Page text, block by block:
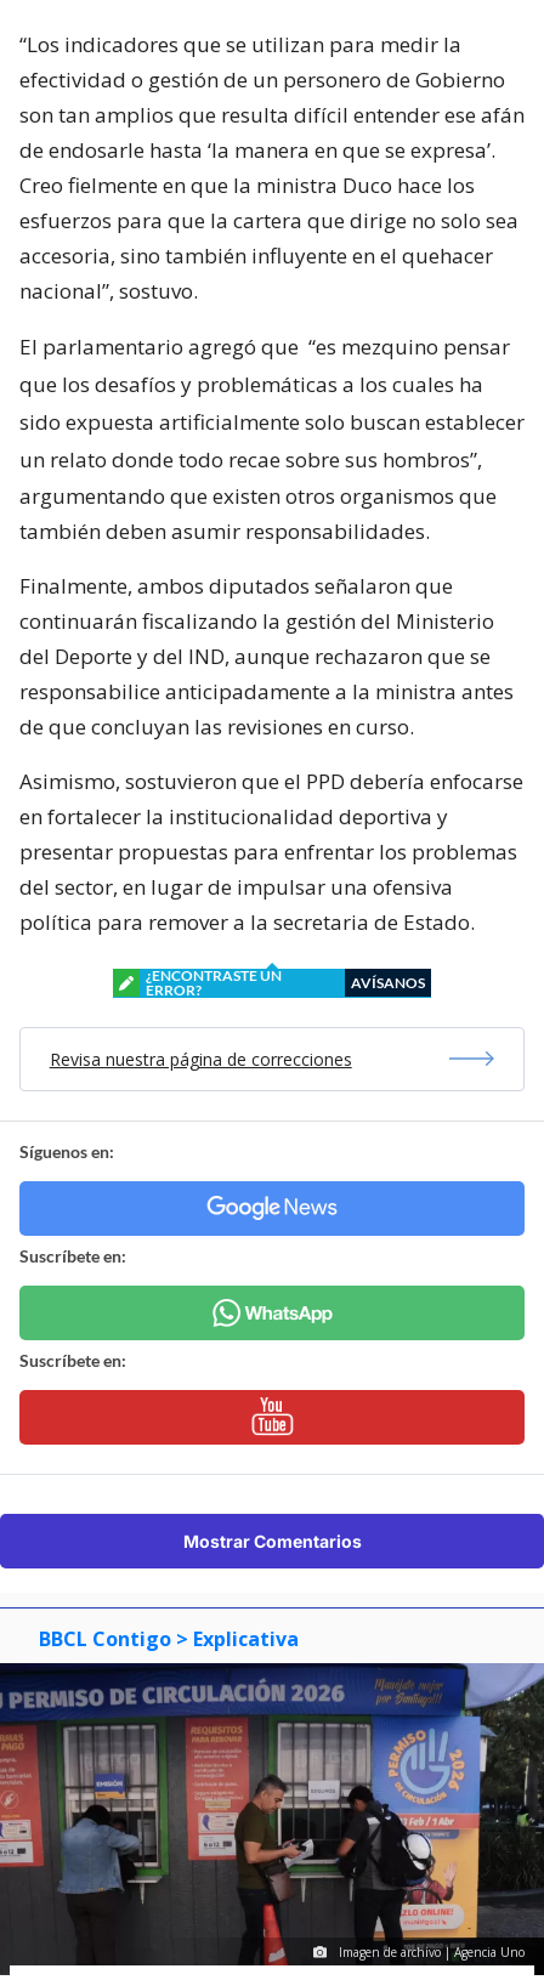
“Los indicadores que se utilizan para medir la
efectividad o gestión de un personero de Gobierno
son tan amplios que resulta difícil entender ese afán
de endosarle hasta ‘la manera en que se expresa’.
Creo fielmente en que la ministra Duco hace los
esfuerzos para que la cartera que dirige no solo sea
accesoria, sino también influyente en el quehacer
nacional”, sostuvo.
El parlamentario agregó que “es mezquino pensar
que los desafíos y problemáticas a los cuales ha
sido expuesta artificialmente solo buscan establecer
un relato donde todo recae sobre sus hombros”,
argumentando que existen otros organismos que
también deben asumir responsabilidades.
Finalmente, ambos diputados señalaron que
continuarán fiscalizando la gestión del Ministerio
del Deporte y del IND, aunque rechazaron que se
responsabilice anticipadamente a la ministra antes
de que concluyan las revisiones en curso.
Asimismo, sostuvieron que el PPD debería enfocarse
en fortalecer la institucionalidad deportiva y
presentar propuestas para enfrentar los problemas
del sector, en lugar de impulsar una ofensiva
política para remover a la secretaria de Estado.
¿ENCONTRASTE UN
ERROR?
AVÍSANOS
Revisa nuestra página de correcciones
Síguenos en:
Suscríbete en:
Suscríbete en:
Mostrar Comentarios
BBCL Contigo > Explicativa
Imagen de archivo | Agencia Uno